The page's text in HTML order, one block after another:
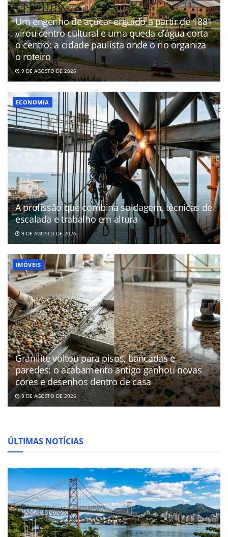
Um engenho de açúcar erguido a partir de 1881
virou centro cultural e uma queda d’água corta
o centro: a cidade paulista onde o rio organiza
o roteiro
9 DE AGOSTO DE 2026
ECONOMIA
A profissão que combina soldagem, técnicas de
escalada e trabalho em altura
9 DE AGOSTO DE 2026
IMÓVEIS
Granilite voltou para pisos, bancadas e
paredes: o acabamento antigo ganhou novas
cores e desenhos dentro de casa
9 DE AGOSTO DE 2026
ÚLTIMAS NOTÍCIAS